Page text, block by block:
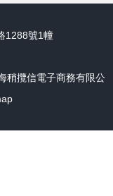
1288號1幢
稍攬信電子商務有限公